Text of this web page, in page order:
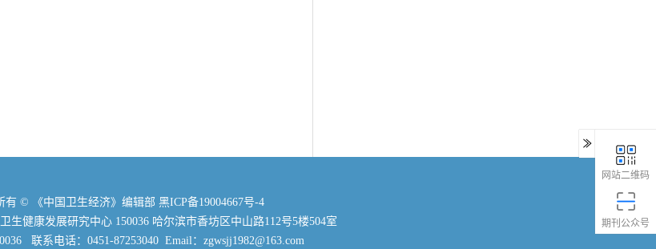
有 © 《中国卫生经济》编辑部 黑ICP备19004667号-4
生健康发展研究中心 150036 哈尔滨市香坊区中山路112号5楼504室
联系电话：0451-87253040 Email：zgwsjj1982@163.com
网站二维码
期刊公众号